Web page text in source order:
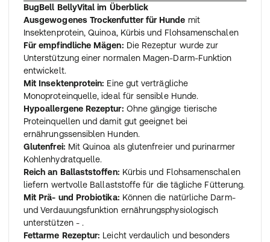
BugBell BellyVital im Überblick
Ausgewogenes Trockenfutter für Hunde mit
Insektenprotein, Quinoa, Kürbis und Flohsamenschalen
Für empfindliche Mägen: Die Rezeptur wurde zur
Unterstützung einer normalen Magen-Darm-Funktion
entwickelt.
Mit Insektenprotein: Eine gut verträgliche
Monoproteinquelle, ideal für sensible Hunde.
Hypoallergene Rezeptur: Ohne gängige tierische
Proteinquellen und damit gut geeignet bei
ernährungssensiblen Hunden.
Glutenfrei: Mit Quinoa als glutenfreier und purinarmer
Kohlenhydratquelle.
Reich an Ballaststoffen: Kürbis und Flohsamenschalen
liefern wertvolle Ballaststoffe für die tägliche Fütterung.
Mit Prä- und Probiotika: Können die natürliche Darm-
und Verdauungsfunktion ernährungsphysiologisch
unterstützen - .
Fettarme Rezeptur: Leicht verdaulich und besonders